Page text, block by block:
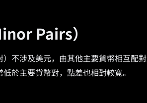
Pairs）
不涉及美元，由其他主要貨幣相互配
於主要貨幣對，點差也相對較寬。